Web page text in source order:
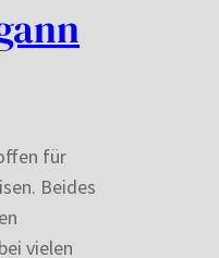
für
Beides
vielen